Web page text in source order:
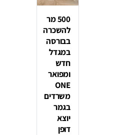
500 מר
להשכרה
בבורסה
במגדל
חדש
ומפואר
ONE
משרדים
בגמר
יוצא
דופן